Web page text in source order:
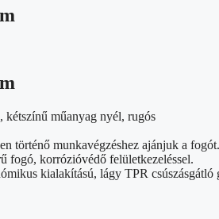
műanyag nyél, rugós
történő munkavégzéshez ajánjuk a
fogó, korrózióvédő felületkezeléssel.
kialakítású, lágy TPR